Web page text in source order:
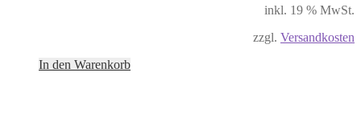
inkl. 19 % MwSt.
zzgl. Versandkosten
In den Warenkorb